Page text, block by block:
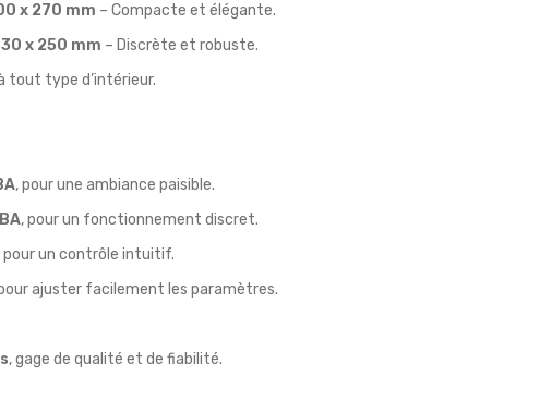
x 270 mm – Compacte et élégante.
x 250 mm – Discrète et robuste.
tout type d’intérieur.
, pour une ambiance paisible.
, pour un fonctionnement discret.
pour un contrôle intuitif.
ajuster facilement les paramètres.
, gage de qualité et de fiabilité.